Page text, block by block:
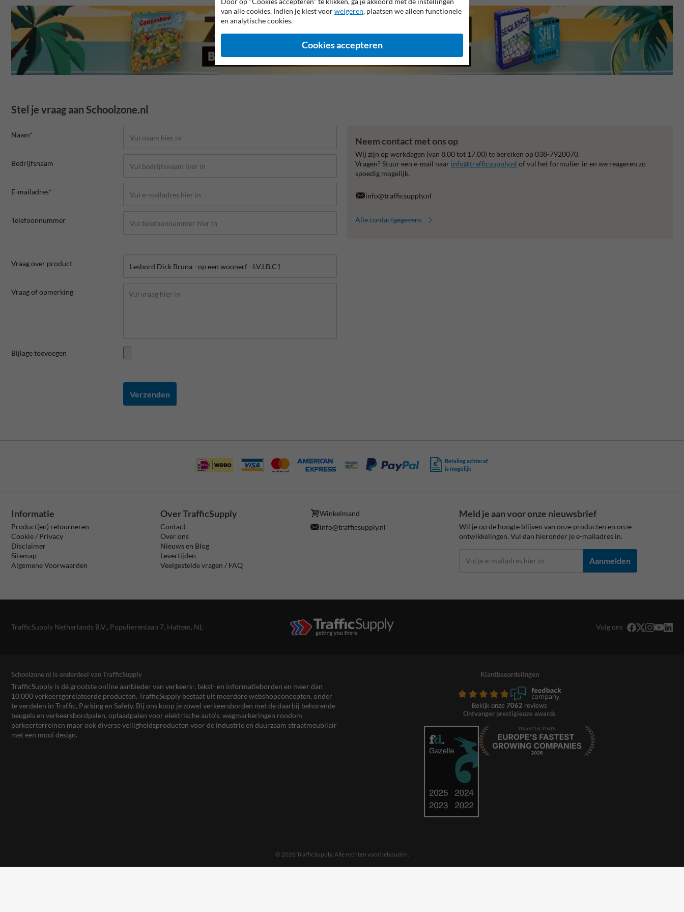
Stel je vraag aan Schoolzone.nl
Naam*
Bedrijfsnaam
E-mailadres*
Telefoonnummer
Vraag over product
Vraag of opmerking
Bijlage toevoegen
Verzenden
Neem contact met ons op
Wij zijn op werkdagen (van 8.00 tot 17.00) te bereiken op 038-7920070.
Vragen? Stuur een e-mail naar info@trafficsupply.nl of vul het formulier in en we reageren zo
spoedig mogelijk.
info@trafficsupply.nl
Alle contactgegevens
Betaling achteraf
is mogelijk
Informatie
Product(en) retourneren
Cookie / Privacy
Disclaimer
Sitemap
Algemene Voorwaarden
Over TrafficSupply
Contact
Over ons
Nieuws en Blog
Levertijden
Veelgestelde vragen / FAQ
Winkelmand
info@trafficsupply.nl
Meld je aan voor onze nieuwsbrief
Wil je op de hoogte blijven van onze producten en onze
ontwikkelingen. Vul dan hieronder je e-mailadres in.
Aanmelden
TrafficSupply Netherlands B.V., Populierenlaan 7, Hattem, NL Volg ons
Schoolzone.nl is onderdeel van TrafficSupply
TrafficSupply is dé grootste online aanbieder van verkeers-, tekst- en informatieborden en meer dan
10.000 verkeersgerelateerde producten. TrafficSupply bestaat uit meerdere webshopconcepten, onder
te verdelen in Traffic, Parking en Safety. Bij ons koop je zowel verkeersborden met de daarbij behorende
beugels en verkeersbordpalen, oplaadpalen voor elektrische auto’s, wegmarkeringen rondom
parkeerterreinen maar ook diverse veiligheidsproducten voor de industrie en duurzaam straatmeubilair
met een mooi design.
Klantbeoordelingen
Bekijk onze 7062 reviews
Ontvanger prestigieuze awards
© 2026 TrafficSupply. Alle rechten voorbehouden.
van alle cookies. Indien je kiest voorweigeren, plaatsen we alleen functionele
en analytische cookies.
Cookies accepteren